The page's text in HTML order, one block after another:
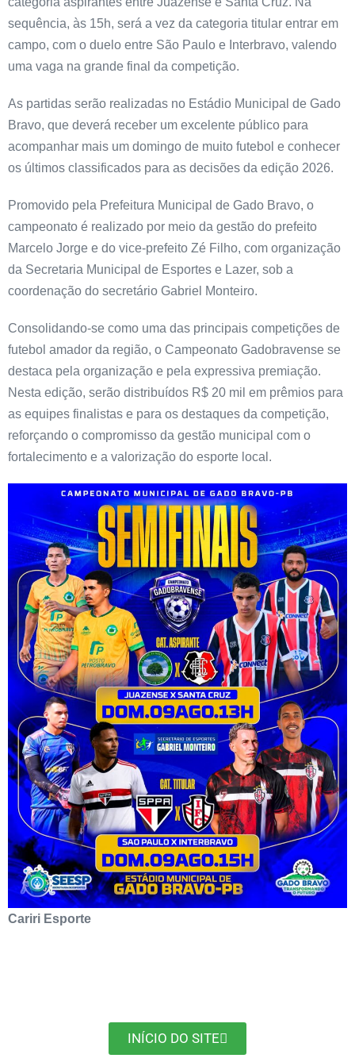
sequência, às 15h, será a vez da categoria titular entrar em
campo, com o duelo entre São Paulo e Interbravo, valendo
uma vaga na grande final da competição.
As partidas serão realizadas no Estádio Municipal de Gado
Bravo, que deverá receber um excelente público para
acompanhar mais um domingo de muito futebol e conhecer
os últimos classificados para as decisões da edição 2026.
Promovido pela Prefeitura Municipal de Gado Bravo, o
campeonato é realizado por meio da gestão do prefeito
Marcelo Jorge e do vice-prefeito Zé Filho, com organização
da Secretaria Municipal de Esportes e Lazer, sob a
coordenação do secretário Gabriel Monteiro.
Consolidando-se como uma das principais competições de
futebol amador da região, o Campeonato Gadobravense se
destaca pela organização e pela expressiva premiação.
Nesta edição, serão distribuídos R$ 20 mil em prêmios para
as equipes finalistas e para os destaques da competição,
reforçando o compromisso da gestão municipal com o
fortalecimento e a valorização do esporte local.
Cariri Esporte
INÍCIO DO SITE